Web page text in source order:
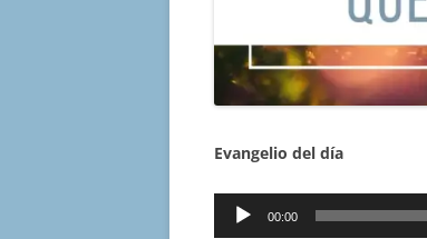
Evangelio del día
Reproductor
00:00